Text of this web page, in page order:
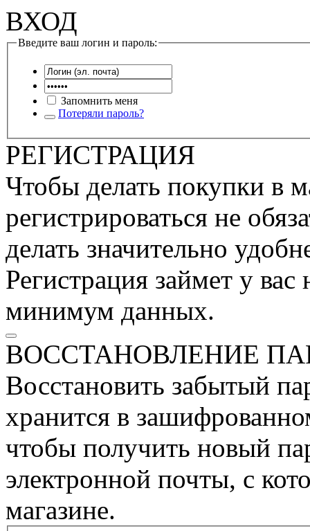
ВХОД
Введите ваш логин и пароль:
Запомнить меня
Потеряли пароль?
РЕГИСТРАЦИЯ
Чтобы делать покупки в
регистрироваться не
делать значительно
Регистрация займет у
минимум данных.
ВОССТАНОВЛЕНИЕ
Восстановить забытый
хранится в
чтобы получить новый
электронной почты, с
магазине.